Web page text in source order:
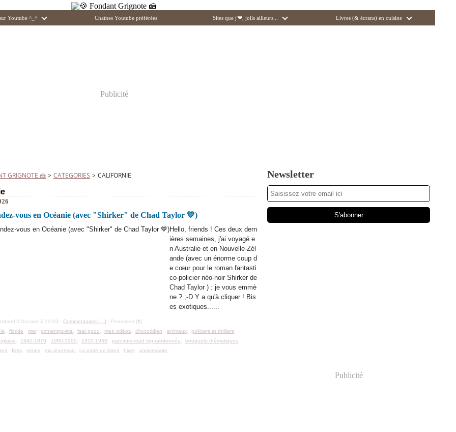
Youtube ^_^ Chaînes Youtube préférées Sites que j'❤, jolis ailleurs... Livres (& écrans) en cuisine
Publicité
GRIGNOTE 🍰 > CATEGORIES > CALIFORNIE
vous en Océanie (avec "Shirker" de Chad Taylor 💙)
Hello, friends ! Ces deux dern
ières semaines, j'ai voyagé e
n Australie et en Nouvelle-Zél
ande (avec un énorme coup d
e cœur pour le roman fantasti
co-policier néo-noir Shirker de
Chad Taylor ) : je vous emmè
ne ? ;-D Y a qu'à cliquer ! Bis
es exotiques......
à 19:03 -Commentaires [ …] - Permalien [#]
,floride mer, printemps-été ,feel good mes vidéos ,chocotidien ,animaux policiers et thrillers
1840-1879 1980-1990 1910-1939 parcours-road trip-randonnée bouquets thématiques
,films ,séries ma jeunesse ,ça parle de livres hiver,anniversaire
Newsletter
Publicité